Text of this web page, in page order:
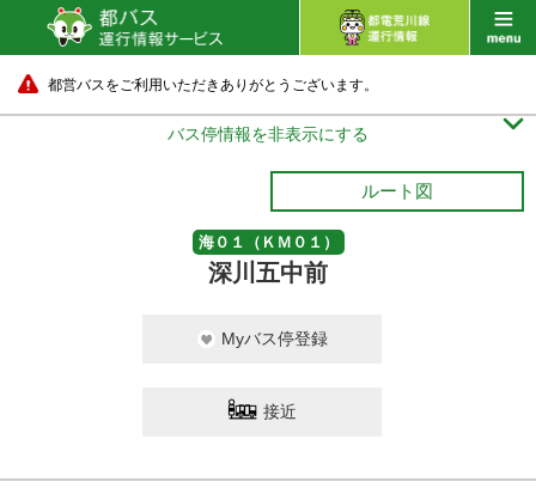
都営バスをご利用いただきありがとうございます。
バス停情報を非表示にする 
ルート図
海０１（ＫＭ０１）
深川五中前
Myバス停登録
接近